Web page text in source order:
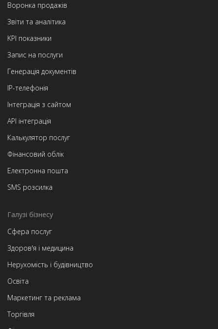
Воронка продажів
Звіти та аналітика
KPI показники
Запис на послуги
Генерація документів
IP-телефонія
Інтеграція з сайтом
API інтеграція
Калькулятор послуг
Фінансовий облік
Електронна пошта
SMS розсилка
Галузі бізнесу
Сфера послуг
Здоров'я і медицина
Нерухомість і будівництво
Освіта
Маркетинг та реклама
Торгівля